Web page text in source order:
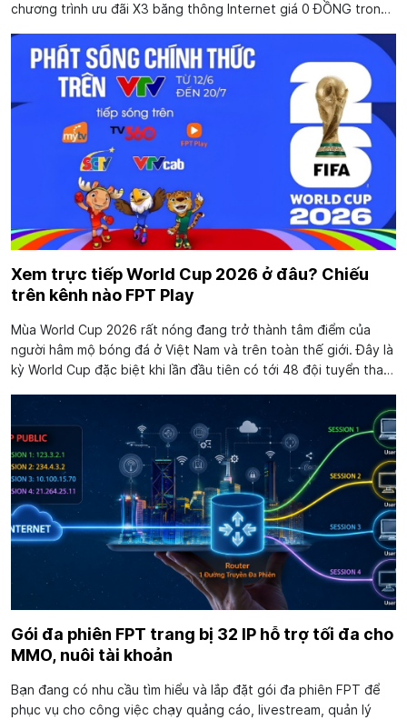
chương trình ưu đãi X3 băng thông Internet giá 0 ĐỒNG trong
cấp dịch vụ. Đây được coi...
Xem trực tiếp World Cup 2026 ở đâu? Chiếu
trên kênh nào FPT Play
Mùa World Cup 2026 rất nóng đang trở thành tâm điểm của
người hâm mộ bóng đá ở Việt Nam và trên toàn thế giới. Đây là
kỳ World Cup đặc biệt khi lần đầu tiên có tới 48 đội tuyển tham
Gói đa phiên FPT trang bị 32 IP hỗ trợ tối đa cho
MMO, nuôi tài khoản
Bạn đang có nhu cầu tìm hiểu và lắp đặt gói đa phiên FPT để
phục vụ cho công việc chạy quảng cáo, livestream, quản lý